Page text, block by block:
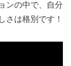
ンの中で、自分
さは格別です！